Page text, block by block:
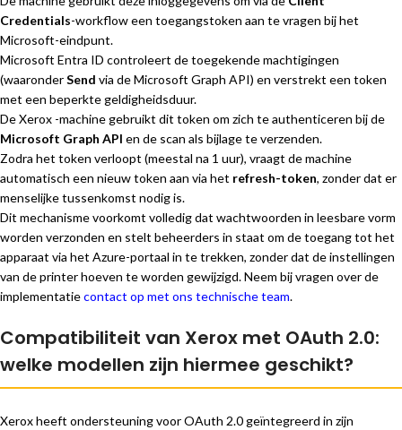
Credentials-workflow een toegangstoken aan te vragen bij het
Microsoft-eindpunt.
Microsoft Entra ID controleert de toegekende machtigingen
(waaronderSend via de Microsoft Graph API) en verstrekt een token
met een beperkte geldigheidsduur.
De Xerox -machine gebruikt dit token om zich te authenticeren bij de
Microsoft Graph API en de scan als bijlage te verzenden.
Zodra het token verloopt (meestal na 1 uur), vraagt de machine
automatisch een nieuw token aan via het refresh-token, zonder dat er
menselijke tussenkomst nodig is.
Dit mechanisme voorkomt volledig dat wachtwoorden in leesbare vorm
worden verzonden en stelt beheerders in staat om de toegang tot het
apparaat via het Azure-portaal in te trekken, zonder dat de instellingen
van de printer hoeven te worden gewijzigd. Neem bij vragen over de
implementatiecontact op met ons technische team.
Compatibiliteit van Xerox met OAuth 2.0:
welke modellen zijn hiermee geschikt?
Xerox heeft ondersteuning voor OAuth 2.0 geïntegreerd in zijn